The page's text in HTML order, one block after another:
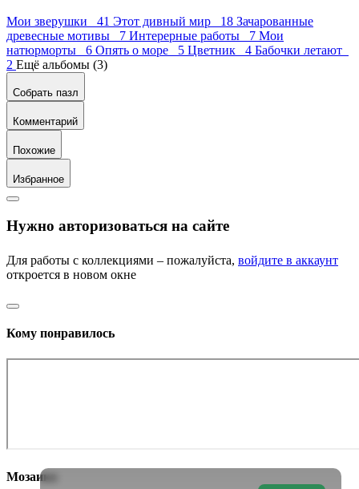
Мои зверушки 41 Этот дивный мир 18 Зачарованные
древесные мотивы 7 Интерерные работы 7 Мои
натюрморты 6 Опять о море 5 Цветник 4 Бабочки летают
2 Ещё альбомы (3)
Собрать пазл
Комментарий
Похожие
Избранное
Нужно авторизоваться на сайте
Для работы с коллекциями – пожалуйста, войдите в аккаунт
откроется в новом окне
Кому понравилось
Мозаика